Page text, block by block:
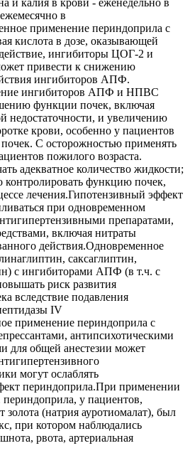
и калия в крови - еженедельно в
в
применение периндоприла с
кислота в дозе, оказывающей
ингибиторы ЦОГ-2 и
привести к снижению
ингибиторов АПФ.
ингибиторов АПФ и НПВС
функции почек, включая
недостаточности, и увеличению
крови, особенно у пациентов
С осторожностью применять
пожилого возраста.
адекватное количество жидкости;
контролировать функцию почек,
лечения.Гипотензивный эффект
при одновременном
препаратами,
включая нитраты
действия.Одновременное
саксаглиптин,
с ингибиторами АПФ (в т.ч. с
риск развития
вследствие подавления
IV
применение периндоприла с
антипсихотическими
для общей анестезии может
могут ослаблять
периндоприла.При применении
у пациентов,
(натрия ауротиомалат), был
при котором наблюдались
рвота, артериальная